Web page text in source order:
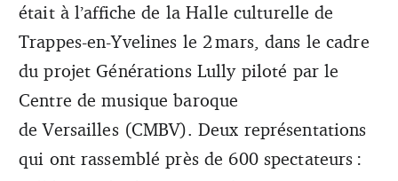
était à l’affiche de la Halle culturelle de
Trappes-en-Yvelines le 2 mars, dans le cadre
du projet Générations Lully piloté par le
Centre de musique baroque
de Versailles (CMBV). Deux représentations
qui ont rassemblé près de 600 spectateurs :